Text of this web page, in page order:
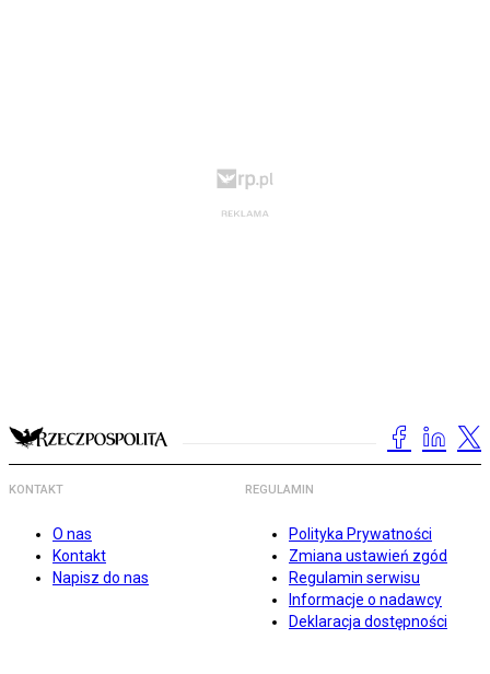
KONTAKT
O nas
Kontakt
Napisz do nas
REGULAMIN
Polityka Prywatności
Zmiana ustawień zgód
Regulamin serwisu
Informacje o nadawcy
Deklaracja dostępności